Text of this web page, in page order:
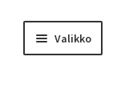
Valikko